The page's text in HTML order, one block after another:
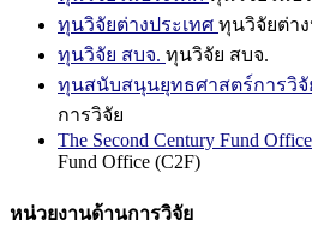
ทุนวิจัยต่างประเทศ ทุนวิจัยต่า
ทุนวิจัย สบจ. ทุนวิจัย สบจ.
ทุนสนับสนุนยุทธศาสตร์การวิจั
การวิจัย
The Second Century Fund
Fund Office (C2F)
หน่วยงานด้านการวิจัย